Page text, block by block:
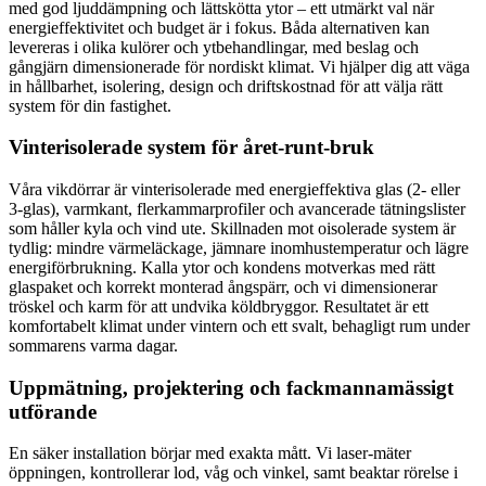
med god ljuddämpning och lättskötta ytor – ett utmärkt val när
energieffektivitet och budget är i fokus. Båda alternativen kan
levereras i olika kulörer och ytbehandlingar, med beslag och
gångjärn dimensionerade för nordiskt klimat. Vi hjälper dig att väga
in hållbarhet, isolering, design och driftskostnad för att välja rätt
system för din fastighet.
Vinterisolerade system för året-runt-bruk
Våra vikdörrar är vinterisolerade med energieffektiva glas (2- eller
3-glas), varmkant, flerkammarprofiler och avancerade tätningslister
som håller kyla och vind ute. Skillnaden mot oisolerade system är
tydlig: mindre värmeläckage, jämnare inomhustemperatur och lägre
energiförbrukning. Kalla ytor och kondens motverkas med rätt
glaspaket och korrekt monterad ångspärr, och vi dimensionerar
tröskel och karm för att undvika köldbryggor. Resultatet är ett
komfortabelt klimat under vintern och ett svalt, behagligt rum under
sommarens varma dagar.
Uppmätning, projektering och fackmannamässigt
utförande
En säker installation börjar med exakta mått. Vi laser-mäter
öppningen, kontrollerar lod, våg och vinkel, samt beaktar rörelse i